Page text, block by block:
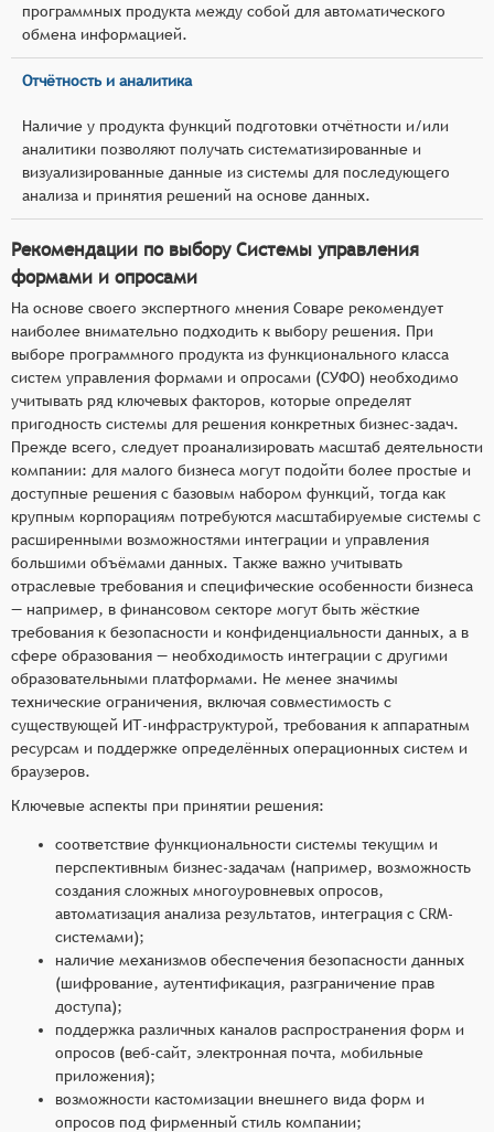
программных продукта между собой для автоматического
обмена информацией.
Отчётность и аналитика
Наличие у продукта функций подготовки отчётности и/или
аналитики позволяют получать систематизированные и
визуализированные данные из системы для последующего
анализа и принятия решений на основе данных.
Рекомендации по выбору Системы управления
формами и опросами
На основе своего экспертного мнения Соваре рекомендует
наиболее внимательно подходить к выбору решения. При
выборе программного продукта из функционального класса
систем управления формами и опросами (СУФО) необходимо
учитывать ряд ключевых факторов, которые определят
пригодность системы для решения конкретных бизнес-задач.
Прежде всего, следует проанализировать масштаб деятельности
компании: для малого бизнеса могут подойти более простые и
доступные решения с базовым набором функций, тогда как
крупным корпорациям потребуются масштабируемые системы с
расширенными возможностями интеграции и управления
большими объёмами данных. Также важно учитывать
отраслевые требования и специфические особенности бизнеса
— например, в финансовом секторе могут быть жёсткие
требования к безопасности и конфиденциальности данных, а в
сфере образования — необходимость интеграции с другими
образовательными платформами. Не менее значимы
технические ограничения, включая совместимость с
существующей ИТ-инфраструктурой, требования к аппаратным
ресурсам и поддержке определённых операционных систем и
браузеров.
Ключевые аспекты при принятии решения:
соответствие функциональности системы текущим и
перспективным бизнес-задачам (например, возможность
создания сложных многоуровневых опросов,
автоматизация анализа результатов, интеграция с CRM-
системами);
наличие механизмов обеспечения безопасности данных
(шифрование, аутентификация, разграничение прав
доступа);
поддержка различных каналов распространения форм и
опросов (веб-сайт, электронная почта, мобильные
приложения);
возможности кастомизации внешнего вида форм и
опросов под фирменный стиль компании;